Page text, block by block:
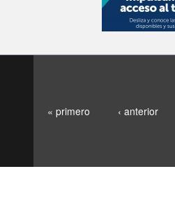
« primero ‹ anterior